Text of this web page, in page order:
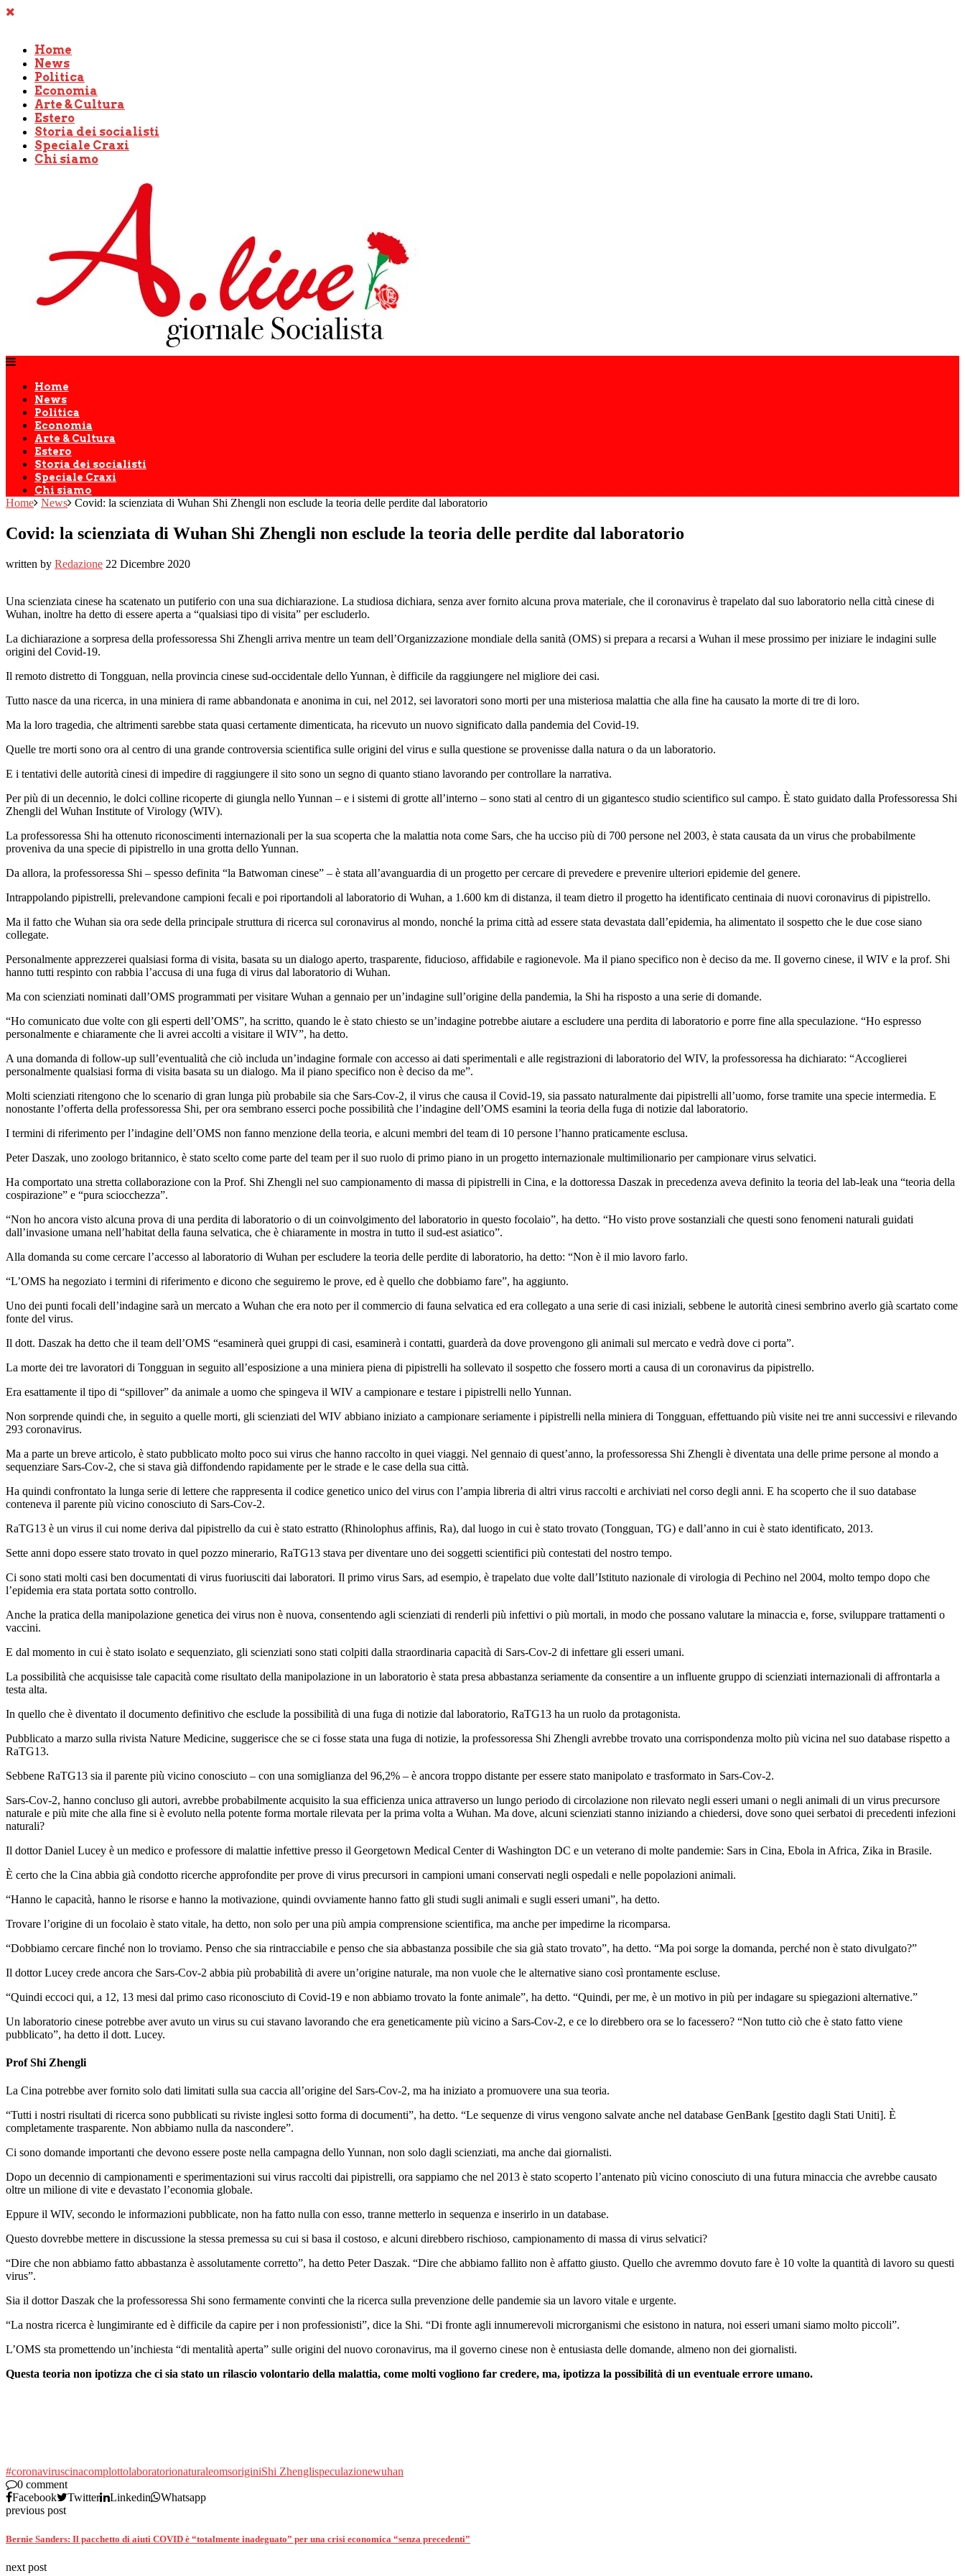
Home
News
Politica
Economia
Arte & Cultura
Estero
Storia dei socialisti
Speciale Craxi
Chi siamo
Home
News
Politica
Economia
Arte & Cultura
Estero
Storia dei socialisti
Speciale Craxi
Chi siamo
Home News Covid: la scienziata di Wuhan Shi Zhengli non esclude la teoria delle perdite dal laboratorio
Covid: la scienziata di Wuhan Shi Zhengli non esclude la teoria delle perdite dal laboratorio
written by Redazione 22 Dicembre 2020
Una scienziata cinese ha scatenato un putiferio con una sua dichiarazione. La studiosa dichiara, senza aver fornito alcuna prova materiale, che il coronavirus è trapelato dal suo laboratorio nella città cinese di
Wuhan, inoltre ha detto di essere aperta a “qualsiasi tipo di visita” per escluderlo.
La dichiarazione a sorpresa della professoressa Shi Zhengli arriva mentre un team dell’Organizzazione mondiale della sanità (OMS) si prepara a recarsi a Wuhan il mese prossimo per iniziare le indagini sulle
origini del Covid-19.
Il remoto distretto di Tongguan, nella provincia cinese sud-occidentale dello Yunnan, è difficile da raggiungere nel migliore dei casi.
Tutto nasce da una ricerca, in una miniera di rame abbandonata e anonima in cui, nel 2012, sei lavoratori sono morti per una misteriosa malattia che alla fine ha causato la morte di tre di loro.
Ma la loro tragedia, che altrimenti sarebbe stata quasi certamente dimenticata, ha ricevuto un nuovo significato dalla pandemia del Covid-19.
Quelle tre morti sono ora al centro di una grande controversia scientifica sulle origini del virus e sulla questione se provenisse dalla natura o da un laboratorio.
E i tentativi delle autorità cinesi di impedire di raggiungere il sito sono un segno di quanto stiano lavorando per controllare la narrativa.
Per più di un decennio, le dolci colline ricoperte di giungla nello Yunnan – e i sistemi di grotte all’interno – sono stati al centro di un gigantesco studio scientifico sul campo. È stato guidato dalla Professoressa Shi
Zhengli del Wuhan Institute of Virology (WIV).
La professoressa Shi ha ottenuto riconoscimenti internazionali per la sua scoperta che la malattia nota come Sars, che ha ucciso più di 700 persone nel 2003, è stata causata da un virus che probabilmente
proveniva da una specie di pipistrello in una grotta dello Yunnan.
Da allora, la professoressa Shi – spesso definita “la Batwoman cinese” – è stata all’avanguardia di un progetto per cercare di prevedere e prevenire ulteriori epidemie del genere.
Intrappolando pipistrelli, prelevandone campioni fecali e poi riportandoli al laboratorio di Wuhan, a 1.600 km di distanza, il team dietro il progetto ha identificato centinaia di nuovi coronavirus di pipistrello.
Ma il fatto che Wuhan sia ora sede della principale struttura di ricerca sul coronavirus al mondo, nonché la prima città ad essere stata devastata dall’epidemia, ha alimentato il sospetto che le due cose siano
collegate.
Personalmente apprezzerei qualsiasi forma di visita, basata su un dialogo aperto, trasparente, fiducioso, affidabile e ragionevole. Ma il piano specifico non è deciso da me. Il governo cinese, il WIV e la prof. Shi
hanno tutti respinto con rabbia l’accusa di una fuga di virus dal laboratorio di Wuhan.
Ma con scienziati nominati dall’OMS programmati per visitare Wuhan a gennaio per un’indagine sull’origine della pandemia, la Shi ha risposto a una serie di domande.
“Ho comunicato due volte con gli esperti dell’OMS”, ha scritto, quando le è stato chiesto se un’indagine potrebbe aiutare a escludere una perdita di laboratorio e porre fine alla speculazione. “Ho espresso
personalmente e chiaramente che li avrei accolti a visitare il WIV”, ha detto.
A una domanda di follow-up sull’eventualità che ciò includa un’indagine formale con accesso ai dati sperimentali e alle registrazioni di laboratorio del WIV, la professoressa ha dichiarato: “Accoglierei
personalmente qualsiasi forma di visita basata su un dialogo. Ma il piano specifico non è deciso da me”.
Molti scienziati ritengono che lo scenario di gran lunga più probabile sia che Sars-Cov-2, il virus che causa il Covid-19, sia passato naturalmente dai pipistrelli all’uomo, forse tramite una specie intermedia. E
nonostante l’offerta della professoressa Shi, per ora sembrano esserci poche possibilità che l’indagine dell’OMS esamini la teoria della fuga di notizie dal laboratorio.
I termini di riferimento per l’indagine dell’OMS non fanno menzione della teoria, e alcuni membri del team di 10 persone l’hanno praticamente esclusa.
Peter Daszak, uno zoologo britannico, è stato scelto come parte del team per il suo ruolo di primo piano in un progetto internazionale multimilionario per campionare virus selvatici.
Ha comportato una stretta collaborazione con la Prof. Shi Zhengli nel suo campionamento di massa di pipistrelli in Cina, e la dottoressa Daszak in precedenza aveva definito la teoria del lab-leak una “teoria della
cospirazione” e “pura sciocchezza”.
“Non ho ancora visto alcuna prova di una perdita di laboratorio o di un coinvolgimento del laboratorio in questo focolaio”, ha detto. “Ho visto prove sostanziali che questi sono fenomeni naturali guidati
dall’invasione umana nell’habitat della fauna selvatica, che è chiaramente in mostra in tutto il sud-est asiatico”.
Alla domanda su come cercare l’accesso al laboratorio di Wuhan per escludere la teoria delle perdite di laboratorio, ha detto: “Non è il mio lavoro farlo.
“L’OMS ha negoziato i termini di riferimento e dicono che seguiremo le prove, ed è quello che dobbiamo fare”, ha aggiunto.
Uno dei punti focali dell’indagine sarà un mercato a Wuhan che era noto per il commercio di fauna selvatica ed era collegato a una serie di casi iniziali, sebbene le autorità cinesi sembrino averlo già scartato come
fonte del virus.
Il dott. Daszak ha detto che il team dell’OMS “esaminerà quei gruppi di casi, esaminerà i contatti, guarderà da dove provengono gli animali sul mercato e vedrà dove ci porta”.
La morte dei tre lavoratori di Tongguan in seguito all’esposizione a una miniera piena di pipistrelli ha sollevato il sospetto che fossero morti a causa di un coronavirus da pipistrello.
Era esattamente il tipo di “spillover” da animale a uomo che spingeva il WIV a campionare e testare i pipistrelli nello Yunnan.
Non sorprende quindi che, in seguito a quelle morti, gli scienziati del WIV abbiano iniziato a campionare seriamente i pipistrelli nella miniera di Tongguan, effettuando più visite nei tre anni successivi e rilevando
293 coronavirus.
Ma a parte un breve articolo, è stato pubblicato molto poco sui virus che hanno raccolto in quei viaggi. Nel gennaio di quest’anno, la professoressa Shi Zhengli è diventata una delle prime persone al mondo a
sequenziare Sars-Cov-2, che si stava già diffondendo rapidamente per le strade e le case della sua città.
Ha quindi confrontato la lunga serie di lettere che rappresenta il codice genetico unico del virus con l’ampia libreria di altri virus raccolti e archiviati nel corso degli anni. E ha scoperto che il suo database
conteneva il parente più vicino conosciuto di Sars-Cov-2.
RaTG13 è un virus il cui nome deriva dal pipistrello da cui è stato estratto (Rhinolophus affinis, Ra), dal luogo in cui è stato trovato (Tongguan, TG) e dall’anno in cui è stato identificato, 2013.
Sette anni dopo essere stato trovato in quel pozzo minerario, RaTG13 stava per diventare uno dei soggetti scientifici più contestati del nostro tempo.
Ci sono stati molti casi ben documentati di virus fuoriusciti dai laboratori. Il primo virus Sars, ad esempio, è trapelato due volte dall’Istituto nazionale di virologia di Pechino nel 2004, molto tempo dopo che
l’epidemia era stata portata sotto controllo.
Anche la pratica della manipolazione genetica dei virus non è nuova, consentendo agli scienziati di renderli più infettivi o più mortali, in modo che possano valutare la minaccia e, forse, sviluppare trattamenti o
vaccini.
E dal momento in cui è stato isolato e sequenziato, gli scienziati sono stati colpiti dalla straordinaria capacità di Sars-Cov-2 di infettare gli esseri umani.
La possibilità che acquisisse tale capacità come risultato della manipolazione in un laboratorio è stata presa abbastanza seriamente da consentire a un influente gruppo di scienziati internazionali di affrontarla a
testa alta.
In quello che è diventato il documento definitivo che esclude la possibilità di una fuga di notizie dal laboratorio, RaTG13 ha un ruolo da protagonista.
Pubblicato a marzo sulla rivista Nature Medicine, suggerisce che se ci fosse stata una fuga di notizie, la professoressa Shi Zhengli avrebbe trovato una corrispondenza molto più vicina nel suo database rispetto a
RaTG13.
Sebbene RaTG13 sia il parente più vicino conosciuto – con una somiglianza del 96,2% – è ancora troppo distante per essere stato manipolato e trasformato in Sars-Cov-2.
Sars-Cov-2, hanno concluso gli autori, avrebbe probabilmente acquisito la sua efficienza unica attraverso un lungo periodo di circolazione non rilevato negli esseri umani o negli animali di un virus precursore
naturale e più mite che alla fine si è evoluto nella potente forma mortale rilevata per la prima volta a Wuhan. Ma dove, alcuni scienziati stanno iniziando a chiedersi, dove sono quei serbatoi di precedenti infezioni
naturali?
Il dottor Daniel Lucey è un medico e professore di malattie infettive presso il Georgetown Medical Center di Washington DC e un veterano di molte pandemie: Sars in Cina, Ebola in Africa, Zika in Brasile.
È certo che la Cina abbia già condotto ricerche approfondite per prove di virus precursori in campioni umani conservati negli ospedali e nelle popolazioni animali.
“Hanno le capacità, hanno le risorse e hanno la motivazione, quindi ovviamente hanno fatto gli studi sugli animali e sugli esseri umani”, ha detto.
Trovare l’origine di un focolaio è stato vitale, ha detto, non solo per una più ampia comprensione scientifica, ma anche per impedirne la ricomparsa.
“Dobbiamo cercare finché non lo troviamo. Penso che sia rintracciabile e penso che sia abbastanza possibile che sia già stato trovato”, ha detto. “Ma poi sorge la domanda, perché non è stato divulgato?”
Il dottor Lucey crede ancora che Sars-Cov-2 abbia più probabilità di avere un’origine naturale, ma non vuole che le alternative siano così prontamente escluse.
“Quindi eccoci qui, a 12, 13 mesi dal primo caso riconosciuto di Covid-19 e non abbiamo trovato la fonte animale”, ha detto. “Quindi, per me, è un motivo in più per indagare su spiegazioni alternative.”
Un laboratorio cinese potrebbe aver avuto un virus su cui stavano lavorando che era geneticamente più vicino a Sars-Cov-2, e ce lo direbbero ora se lo facessero? “Non tutto ciò che è stato fatto viene
pubblicato”, ha detto il dott. Lucey.
Prof Shi Zhengli
La Cina potrebbe aver fornito solo dati limitati sulla sua caccia all’origine del Sars-Cov-2, ma ha iniziato a promuovere una sua teoria.
“Tutti i nostri risultati di ricerca sono pubblicati su riviste inglesi sotto forma di documenti”, ha detto. “Le sequenze di virus vengono salvate anche nel database GenBank [gestito dagli Stati Uniti]. È
completamente trasparente. Non abbiamo nulla da nascondere”.
Ci sono domande importanti che devono essere poste nella campagna dello Yunnan, non solo dagli scienziati, ma anche dai giornalisti.
Dopo un decennio di campionamenti e sperimentazioni sui virus raccolti dai pipistrelli, ora sappiamo che nel 2013 è stato scoperto l’antenato più vicino conosciuto di una futura minaccia che avrebbe causato
oltre un milione di vite e devastato l’economia globale.
Eppure il WIV, secondo le informazioni pubblicate, non ha fatto nulla con esso, tranne metterlo in sequenza e inserirlo in un database.
Questo dovrebbe mettere in discussione la stessa premessa su cui si basa il costoso, e alcuni direbbero rischioso, campionamento di massa di virus selvatici?
“Dire che non abbiamo fatto abbastanza è assolutamente corretto”, ha detto Peter Daszak. “Dire che abbiamo fallito non è affatto giusto. Quello che avremmo dovuto fare è 10 volte la quantità di lavoro su questi
virus”.
Sia il dottor Daszak che la professoressa Shi sono fermamente convinti che la ricerca sulla prevenzione delle pandemie sia un lavoro vitale e urgente.
“La nostra ricerca è lungimirante ed è difficile da capire per i non professionisti”, dice la Shi. “Di fronte agli innumerevoli microrganismi che esistono in natura, noi esseri umani siamo molto piccoli”.
L’OMS sta promettendo un’inchiesta “di mentalità aperta” sulle origini del nuovo coronavirus, ma il governo cinese non è entusiasta delle domande, almeno non dei giornalisti.
Questa teoria non ipotizza che ci sia stato un rilascio volontario della malattia, come molti vogliono far credere, ma, ipotizza la possibilità di un eventuale errore umano.
#coronaviruscinacomplottolaboratorionaturaleomsoriginiShi Zhenglispeculazionewuhan
0 comment
Facebook
Twitter Linkedin
Whatsapp
previous post
Bernie Sanders: Il pacchetto di aiuti COVID è “totalmente inadeguato” per una crisi economica “senza precedenti”
next post